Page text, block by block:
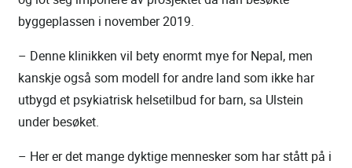
byggeplassen i november 2019.
– Denne klinikken vil bety enormt mye for Nepal, men
kanskje også som modell for andre land som ikke har
utbygd et psykiatrisk helsetilbud for barn, sa Ulstein
under besøket.
– Her er det mange dyktige mennesker som har stått på i